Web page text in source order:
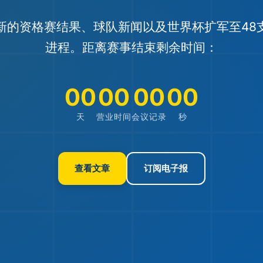
的资格赛结果、球队新闻以及世界杯扩军至48
进程。距离赛事结束剩余时间：
00
天
00
营业时间
00
会议记录
00
秒
查看文章 订阅电子报